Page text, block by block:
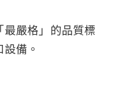
嚴格」的品質標
備。